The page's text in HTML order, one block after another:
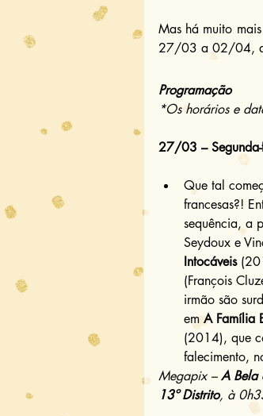
Mas há muito
27/03 a 02/04,
Programação
*Os horários e
27/03 –
Que tal
francesas?!
sequência, a
Seydoux e
Intocáveis
(François
irmão são
em A Família
(2014), que
falecimento,
Megapix – A Bela
13º Distrito, à